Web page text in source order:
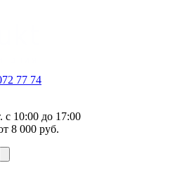
77 74
10:00 до 17:00
8 000 руб.